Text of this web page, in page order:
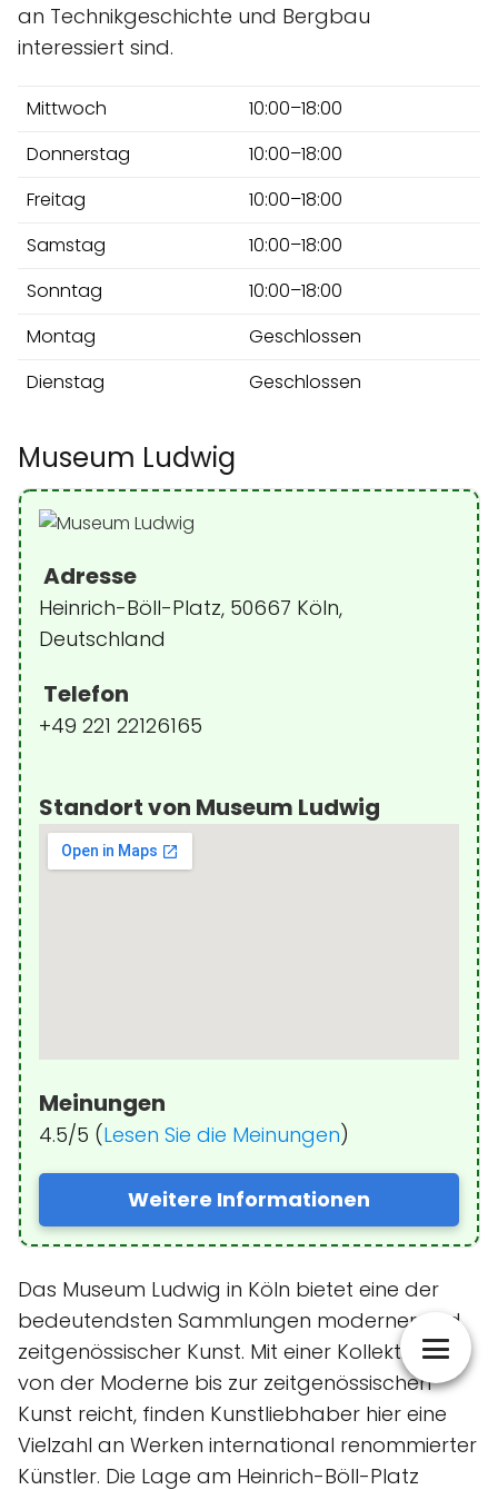
an Technikgeschichte und Bergbau
interessiert sind.
Mittwoch
10:00–18:00
Donnerstag
10:00–18:00
Freitag
10:00–18:00
Samstag
10:00–18:00
Sonntag
10:00–18:00
Montag
Geschlossen
Dienstag
Geschlossen
Museum Ludwig
Adresse
Heinrich-Böll-Platz, 50667 Köln,
Deutschland
Telefon
+49 221 22126165
Standort von Museum Ludwig
Meinungen
4.5/5 (Lesen Sie die Meinungen)
Weitere Informationen
Das Museum Ludwig in Köln bietet eine der
bedeutendsten Sammlungen moderner und
zeitgenössischer Kunst. Mit einer Kollektion, die
von der Moderne bis zur zeitgenössischen
Kunst reicht, finden Kunstliebhaber hier eine
Vielzahl an Werken international renommierter
Künstler. Die Lage am Heinrich-Böll-Platz